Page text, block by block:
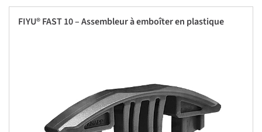
FIYU® FAST 10 – Assembleur à emboîter en plastique